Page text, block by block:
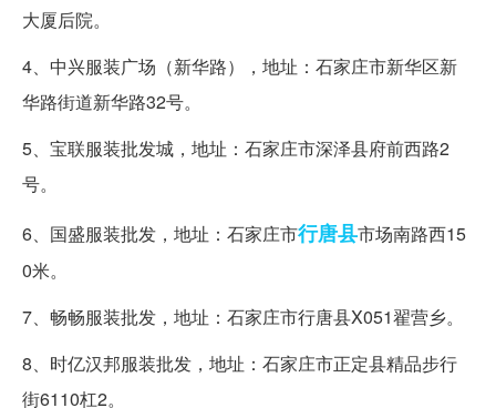
大厦后院。
4、中兴服装广场（新华路），地址：石家庄市新华区新
华路街道新华路32号。
5、宝联服装批发城，地址：石家庄市深泽县府前西路2
号。
6、国盛服装批发，地址：石家庄市行唐县市场南路西15
0米。
7、畅畅服装批发，地址：石家庄市行唐县X051翟营乡。
8、时亿汉邦服装批发，地址：石家庄市正定县精品步行
街6110杠2。